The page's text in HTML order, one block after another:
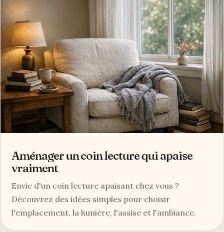
Aménager un coin lecture qui apaise
vraiment
Envie d'un coin lecture apaisant chez vous ?
Découvrez des idées simples pour choisir
l'emplacement, la lumière, l'assise et l'ambiance.